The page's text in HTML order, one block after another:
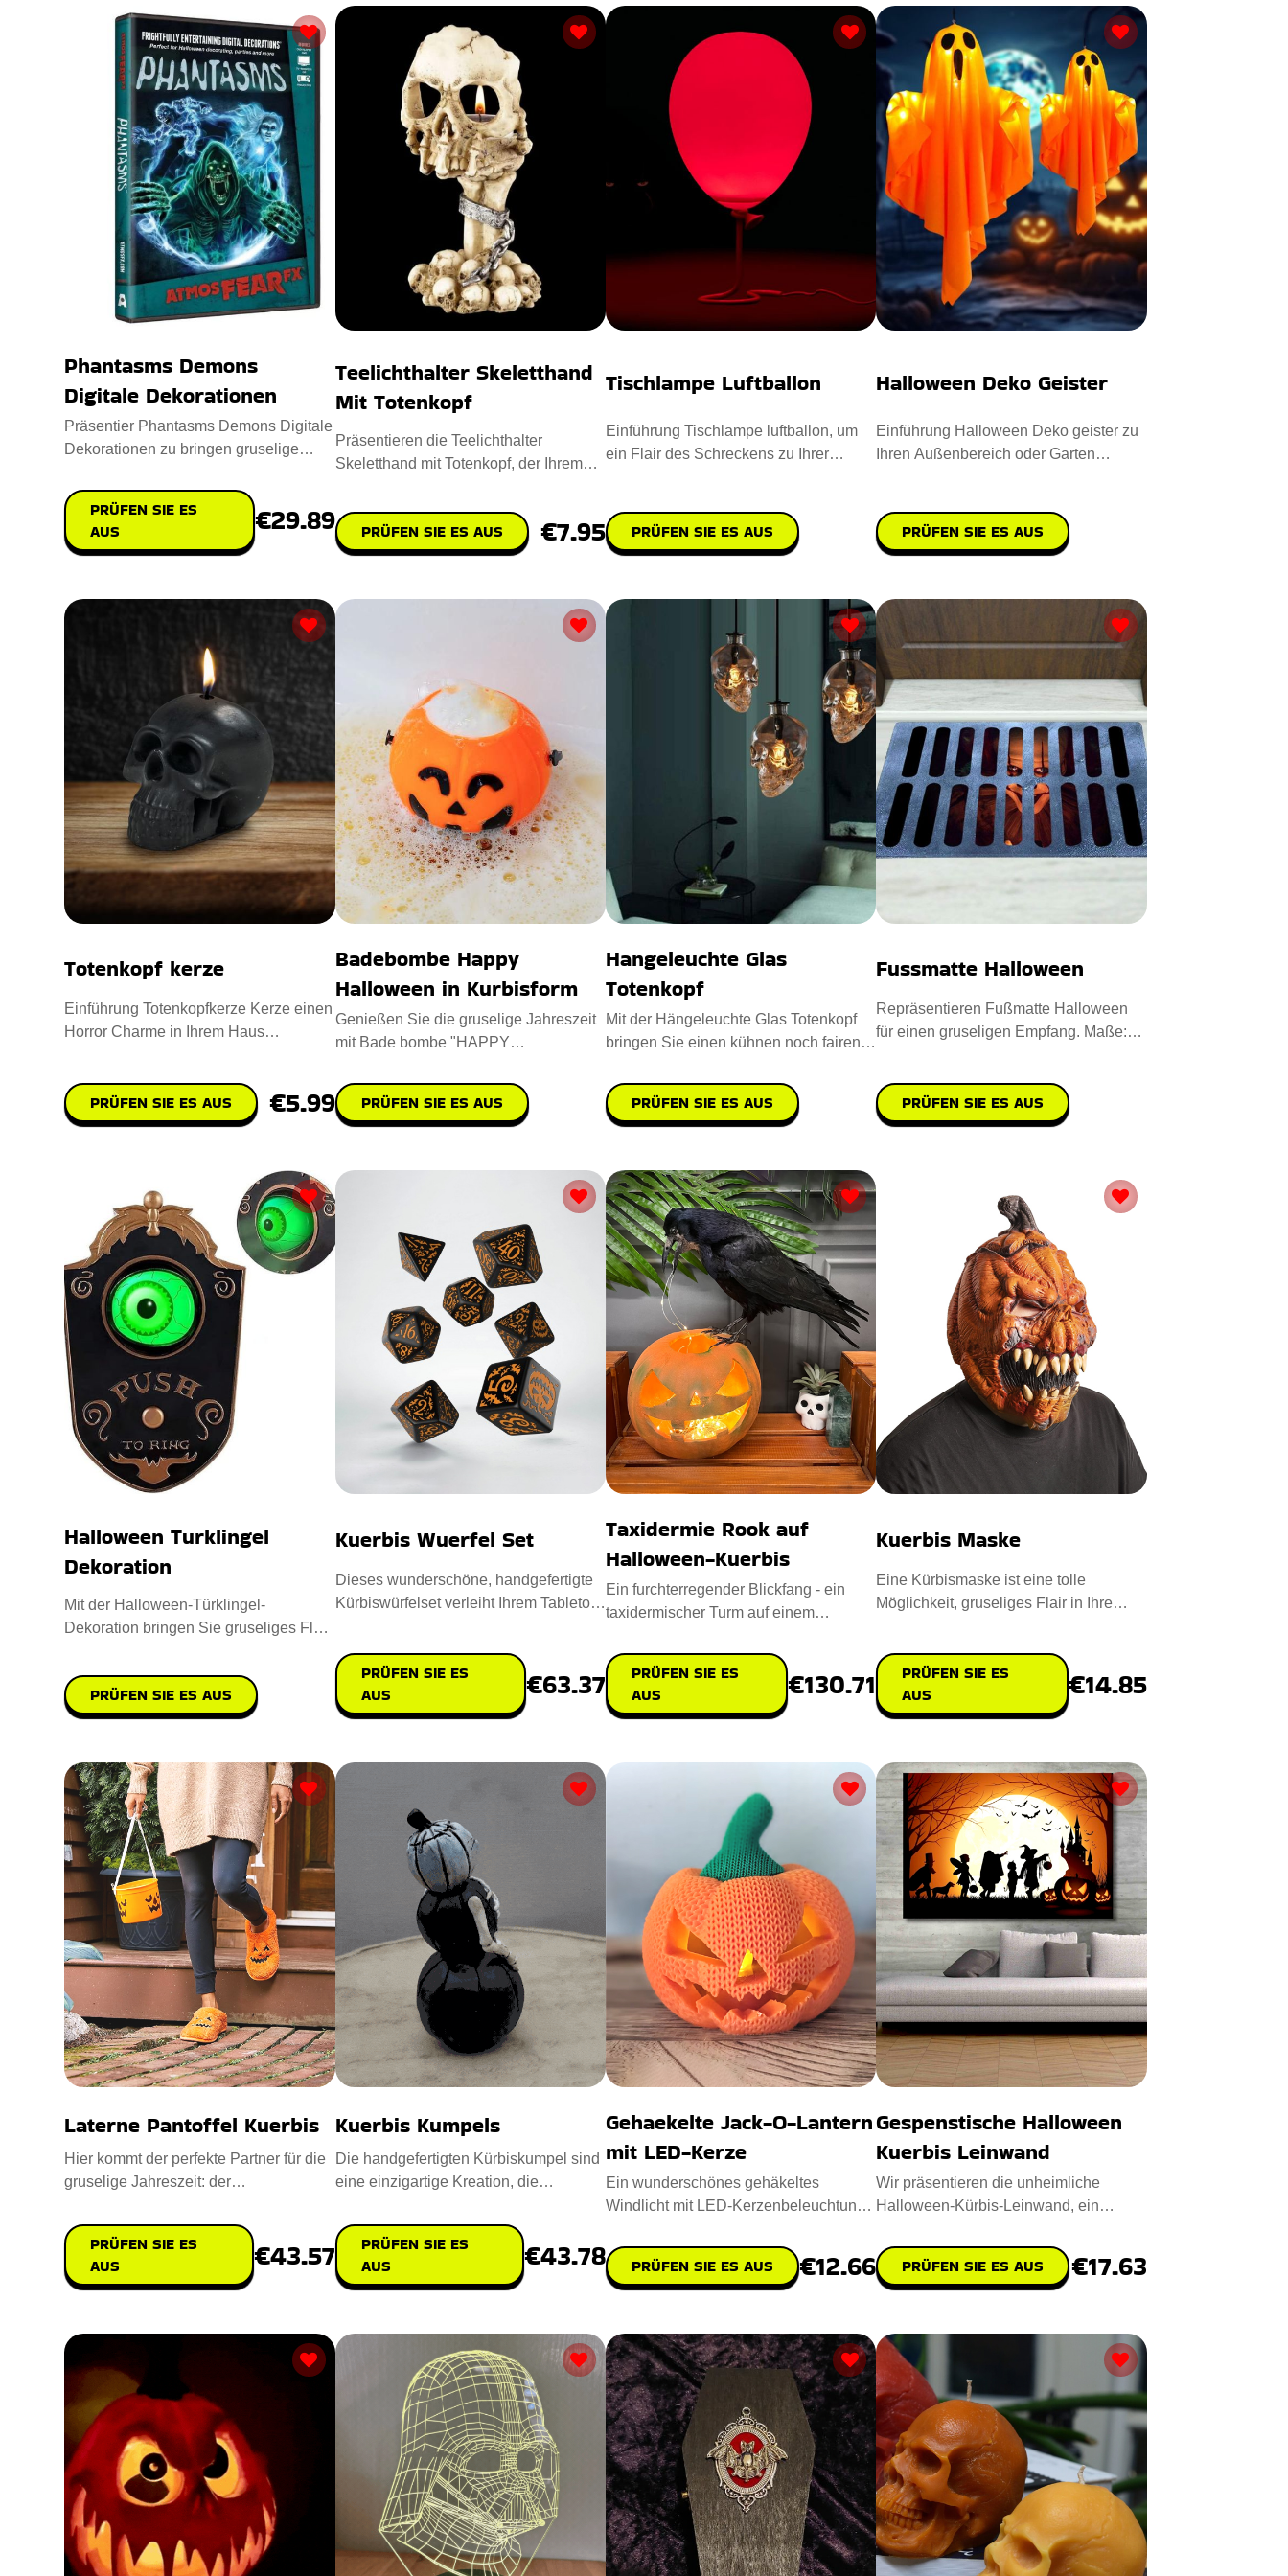
Phantasms Demons
Digitale Dekorationen
Präsentier Phantasms Demons Digitale
Dekorationen zu bringen gruselige
PRÜFEN SIE ES
AUS
€29.89
Teelichthalter Skeletthand
Mit Totenkopf
Präsentieren die Teelichthalter
Skeletthand mit Totenkopf, der Ihrem
PRÜFEN SIE ES AUS €7.95
Tischlampe Luftballon
Einführung Tischlampe luftballon, um
ein Flair des Schreckens zu Ihrer
PRÜFEN SIE ES AUS
Halloween Deko Geister
Einführung Halloween Deko geister zu
Ihren Außenbereich oder Garten
PRÜFEN SIE ES AUS
Totenkopf kerze
Einführung Totenkopfkerze Kerze einen
Horror Charme in Ihrem Haus
PRÜFEN SIE ES AUS €5.99
Badebombe Happy
Halloween in Kurbisform
Genießen Sie die gruselige Jahreszeit
mit Bade bombe "HAPPY
Badebomb
PRÜFEN SIE ES AUS
Hangeleuchte Glas
Totenkopf
Mit der Hängeleuchte Glas Totenkopf
bringen Sie einen kühnen noch fairen
PRÜFEN SIE ES AUS
Fussmatte Halloween
Repräsentieren Fußmatte Halloween
für einen gruseligen Empfang. Maße:
PRÜFEN SIE ES AUS
Halloween Turklingel
Dekoration
Mit der Halloween-Türklingel-
Dekoration bringen Sie gruseliges Flair
PRÜFEN SIE ES AUS
Kuerbis Wuerfel Set
Dieses wunderschöne, handgefertigte
Kürbiswürfelset verleiht Ihrem Tabletop-
PRÜFEN SIE ES
AUS
€63.37
Taxidermie Rook auf
Halloween-Kuerbis
Ein furchterregender Blickfang - ein
taxidermischer Turm auf einem
PRÜFEN SIE ES
AUS
€130.71
Kuerbis Maske
Eine Kürbismaske ist eine tolle
Möglichkeit, gruseliges Flair in Ihre
PRÜFEN SIE ES
AUS
€14.85
Laterne Pantoffel Kuerbis
Hier kommt der perfekte Partner für die
gruselige Jahreszeit: der
PRÜFEN SIE ES
AUS
€43.57
Kuerbis Kumpels
Die handgefertigten Kürbiskumpel sind
eine einzigartige Kreation, die
PRÜFEN SIE ES
AUS
€43.78
Gehaekelte Jack-O-Lantern
mit LED-Kerze
Ein wunderschönes gehäkeltes
Windlicht mit LED-Kerzenbeleuchtung,
PRÜFEN SIE ES AUS €12.66
Gespenstische Halloween
Kuerbis Leinwand
Wir präsentieren die unheimliche
Halloween-Kürbis-Leinwand, ein
PRÜFEN SIE ES AUS €17.63